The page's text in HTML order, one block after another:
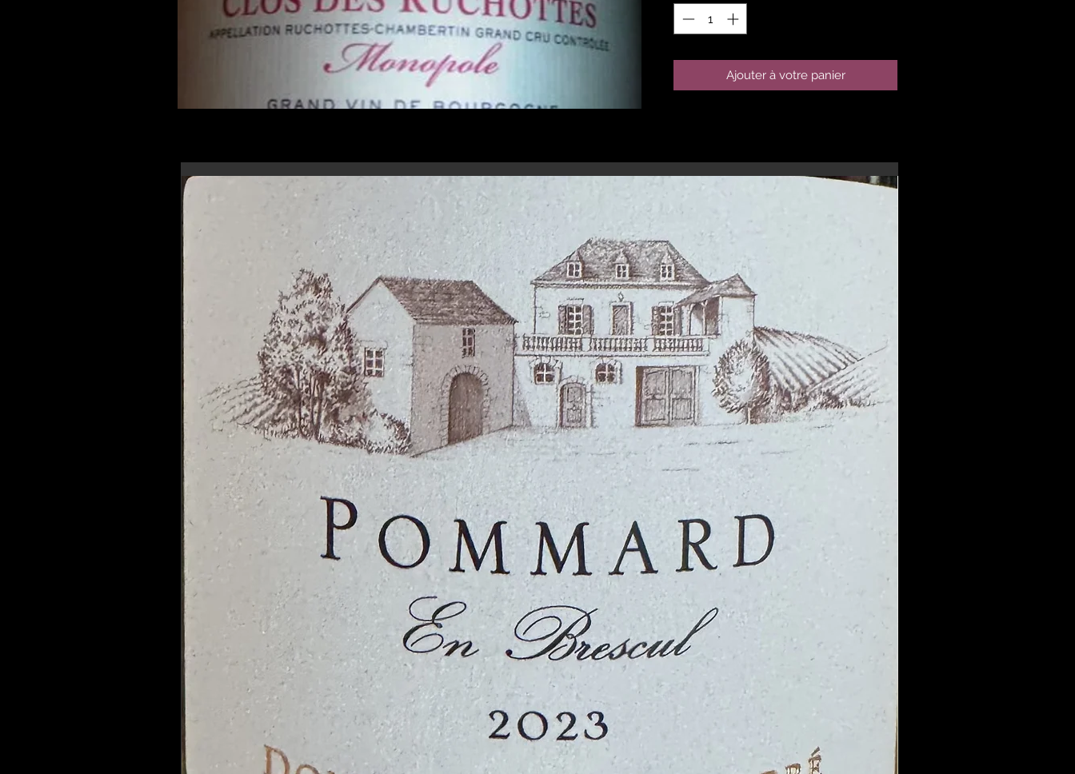
Ajouter à votre panier